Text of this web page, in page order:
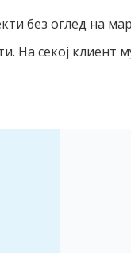
без оглед на
На секој